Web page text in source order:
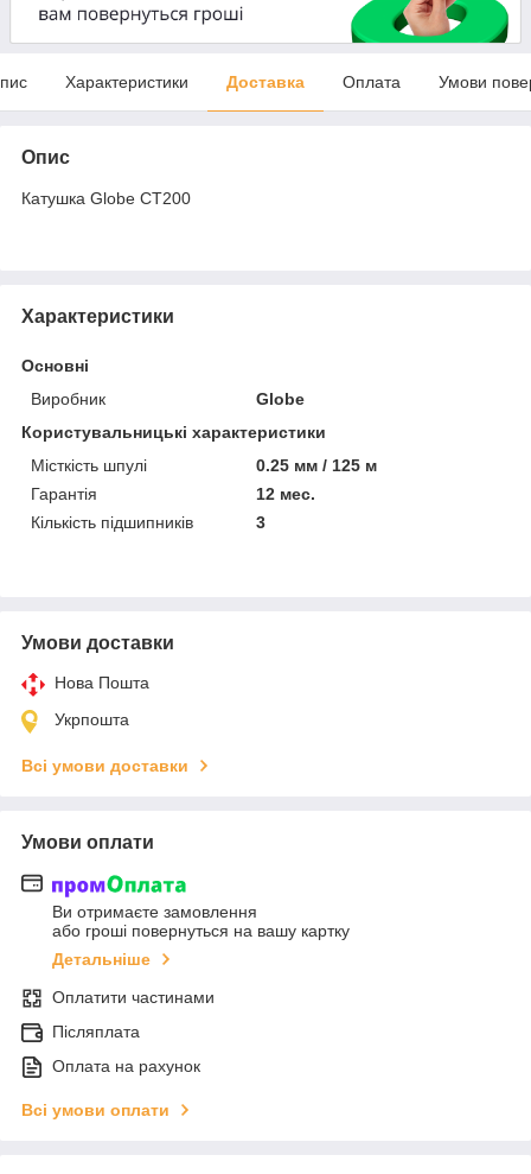
Характеристики Доставка Оплата Умови
Опис
Катушка Globe CT200
Характеристики
Основні
Виробник
Globe
Користувальницькі характеристики
Місткість шпулі
0.25 мм / 125 м
Гарантія
12 мес.
Кількість підшипників
3
Умови доставки
Нова Пошта
Укрпошта
Всі умови доставки
Умови оплати
Ви отримаєте замовлення
або гроші повернуться на вашу картку
Детальніше
Оплатити частинами
Післяплата
Оплата на рахунок
Всі умови оплати